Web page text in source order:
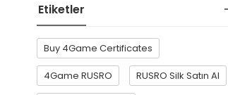
Etiketler
Buy 4Game Certificates
4Game RUSRO RUSRO Silk Satın Al